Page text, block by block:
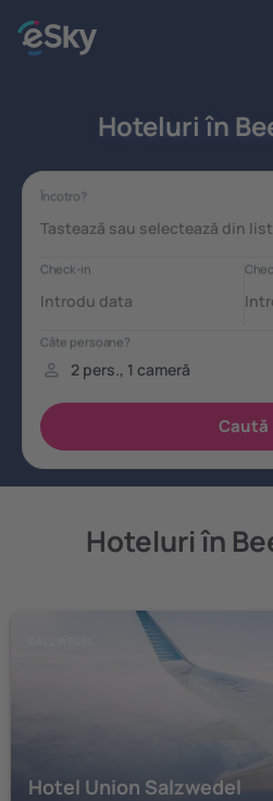
Hoteluri în
Hoteluri în
Hotel Union Salzwedel